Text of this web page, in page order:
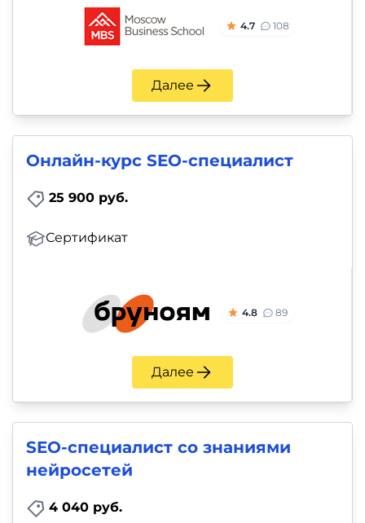
4.7 108
Далее
Онлайн-курс SEO-специалист
25 900 руб.
Сертификат
4.8 89
Далее
SEO-специалист со знаниями
нейросетей
4 040 руб.